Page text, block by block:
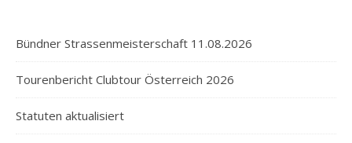
Bündner Strassenmeisterschaft 11.08.2026
Tourenbericht Clubtour Österreich 2026
Statuten aktualisiert